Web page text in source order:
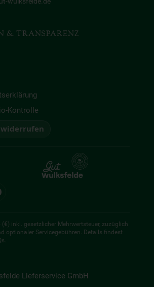
& TRANSPARENZ
Kontrolle
(€) inkl. gesetzlicher Mehrwertsteuer, zuzüglich
optionaler Servicegebühren. Details findest
.
Lieferservice GmbH